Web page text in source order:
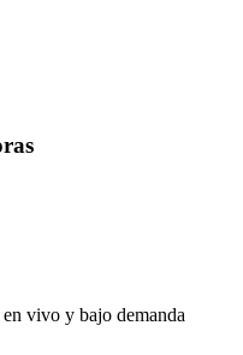
vivo y bajo demanda